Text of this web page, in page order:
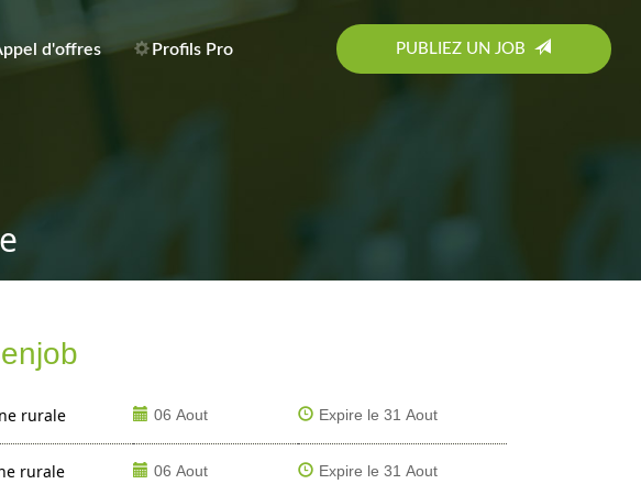
d'offres Profils Pro PUBLIEZ UN JOB
rurale 06 Aout Expire le 31 Aout
rurale 06 Aout Expire le 31 Aout